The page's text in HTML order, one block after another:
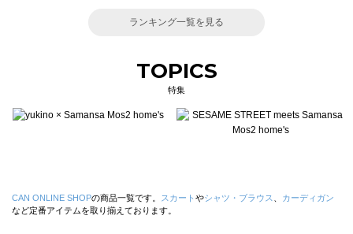
ランキング一覧を見る
TOPICS
特集
CAN ONLINE SHOPの商品一覧です。 スカート やシャツ・ブラウス
カーディガン
など定番アイテムを取り揃えております。